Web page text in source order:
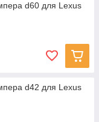
d60 для Lexus
d42 для Lexus